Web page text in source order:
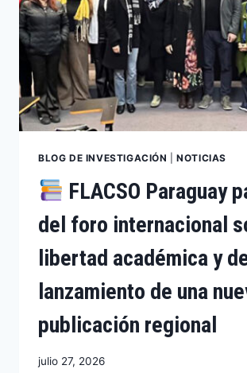
BLOG DE INVESTIGACIÓN |NOTICIAS
FLACSO Paraguay
del foro internacional
libertad académica y
lanzamiento de una
publicación regional
julio 27, 2026